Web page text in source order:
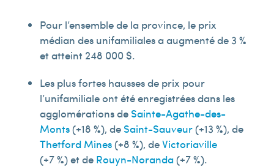
Pour l’ensemble de la province, le prix
médian des unifamiliales a augmenté de 3 %
et atteint 248 000 $.
Les plus fortes hausses de prix pour
l’unifamiliale ont été enregistrées dans les
agglomérations de Sainte-Agathe-des-
Monts(+18 %), de Saint-Sauveur(+13 %), de
Thetford Mines(+8 %), deVictoriaville
(+7 %) et de Rouyn-Noranda(+7 %).